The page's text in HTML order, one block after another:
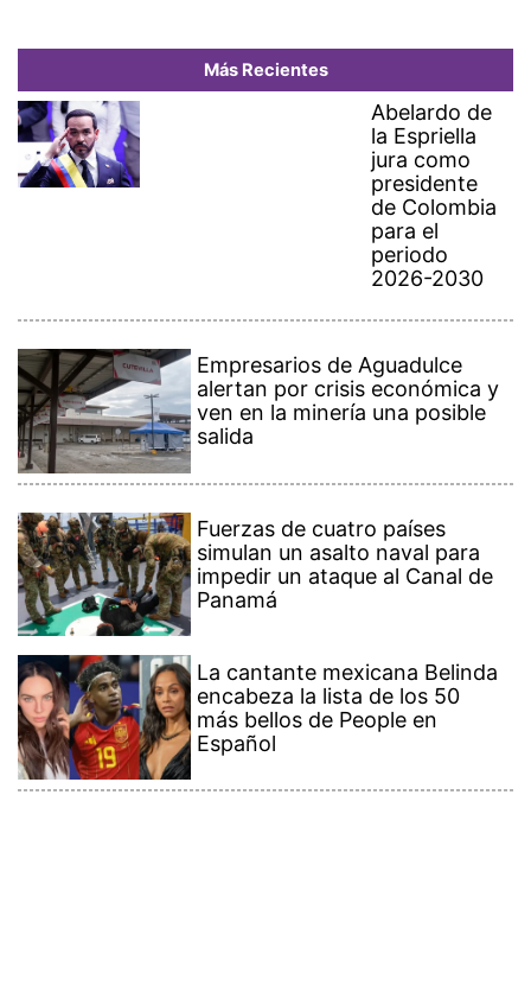
Más Recientes
Abelardo de
la Espriella
jura como
presidente
de Colombia
para el
periodo
2026-2030
Empresarios de Aguadulce
alertan por crisis económica y
ven en la minería una posible
salida
Fuerzas de cuatro países
simulan un asalto naval para
impedir un ataque al Canal de
Panamá
La cantante mexicana Belinda
encabeza la lista de los 50
más bellos de People en
Español